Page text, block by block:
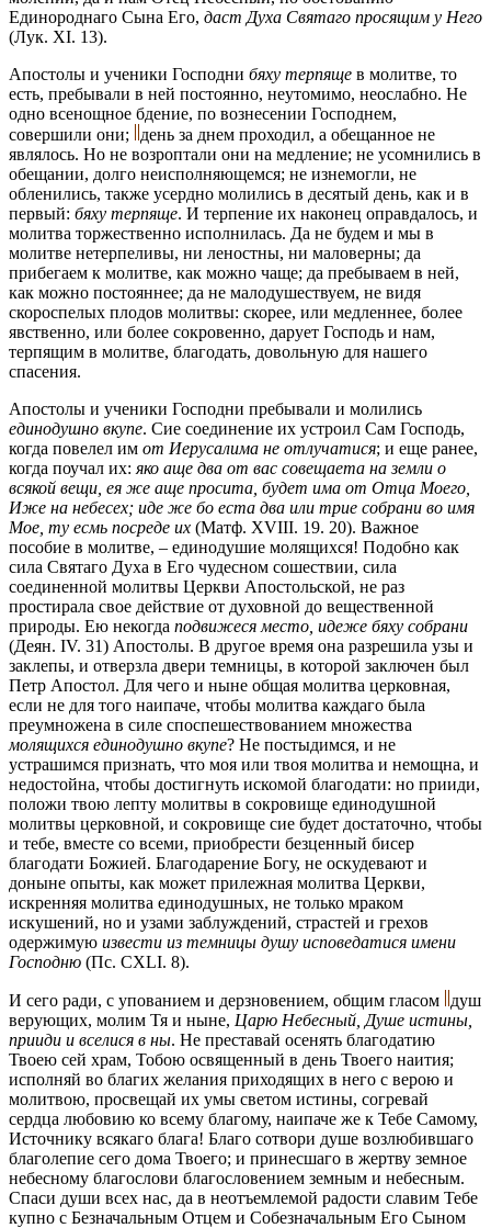
Единороднаго Сына Его, даст Духа Святаго просящим у Него
(Лук. XI. 13).
Апостолы и ученики Господни бяху терпяще в молитве, то
есть, пребывали в ней постоянно, неутомимо, неослабно. Не
одно всенощное бдение, по вознесении Господнем,
совершили они;
день за днем проходил, а обещанное не
являлось. Но не возроптали они на медление; не усомнились в
обещании, долго неисполняющемся; не изнемогли, не
обленились, также усердно молились в десятый день, как и в
первый: бяху терпяще. И терпение их наконец оправдалось, и
молитва торжественно исполнилась. Да не будем и мы в
молитве нетерпеливы, ни леностны, ни маловерны; да
прибегаем к молитве, как можно чаще; да пребываем в ней,
как можно постояннее; да не малодушествуем, не видя
скороспелых плодов молитвы: скорее, или медленнее, более
явственно, или более сокровенно, дарует Господь и нам,
терпящим в молитве, благодать, довольную для нашего
спасения.
Апостолы и ученики Господни пребывали и молились
единодушно вкупе. Cиe соединение их устроил Сам Господь,
когда повелел им от Иерусалима не отлучатися; и еще ранее,
когда поучал их: яко аще два от вас совещаета на земли о
всякой вещи, ея же аще просита, будет има от Отца Моего,
Иже на небесех; иде же бо еста два или mpиe собрани во имя
Мое, ту есмь посреде их (Матф. XVIII. 19. 20). Важное
пособие в молитве, – единодушие молящихся! Подобно как
сила Святаго Духа в Его чудесном сошествии, сила
соединенной молитвы Церкви Апостольской, не раз
простирала свое действие от духовной до вещественной
природы. Ею некогда подвижеся место, идеже бяху собрани
(Деян. IV. 31) Апостолы. В другое время она разрешила узы и
заклепы, и отверзла двери темницы, в которой заключен был
Петр Апостол. Для чего и ныне общая молитва церковная,
если не для того наипаче, чтобы молитва каждаго была
преумножена в силе споспешествованием множества
молящихся единодушно вкупе? Не постыдимся, и не
устрашимся признать, что моя или твоя молитва и немощна, и
недостойна, чтобы достигнуть искомой благодати: но прииди,
положи твою лепту молитвы в сокровище единодушной
молитвы церковной, и сокровище cиe будет достаточно, чтобы
и тебе, вместе со всеми, приобрести безценный бисер
благодати Божией. Благодарение Богу, не оскудевают и
доныне опыты, как может прилежная молитва Церкви,
искренняя молитва единодушных, не только мраком
искушений, но и узами заблуждений, страстей и грехов
одержимую извести из темницы душу исповедатися имени
Господню (Пс. CXLI. 8).
И сего ради, с упованием и дерзновением, общим гласом
душ
верующих, молим Тя и ныне, Царю Небесный, Душе истины,
прииди и вселися в ны. Не преставай осенять благодатию
Твоею сей храм, Тобою освященный в день Твоего наития;
исполняй во благих желания приходящих в него с верою и
молитвою, просвещай их умы светом истины, согревай
сердца любовию ко всему благому, наипаче же к Тебе Самому,
Источнику всякаго блага! Благо сотвори душе возлюбившаго
благолепие сего дома Твоего; и принесшаго в жертву земное
небесному благослови благословением земным и небесным.
Спаси души всех нас, да в неотъемлемой радости славим Тебе
купно с Безначальным Отцем и Собезначальным Его Сыном